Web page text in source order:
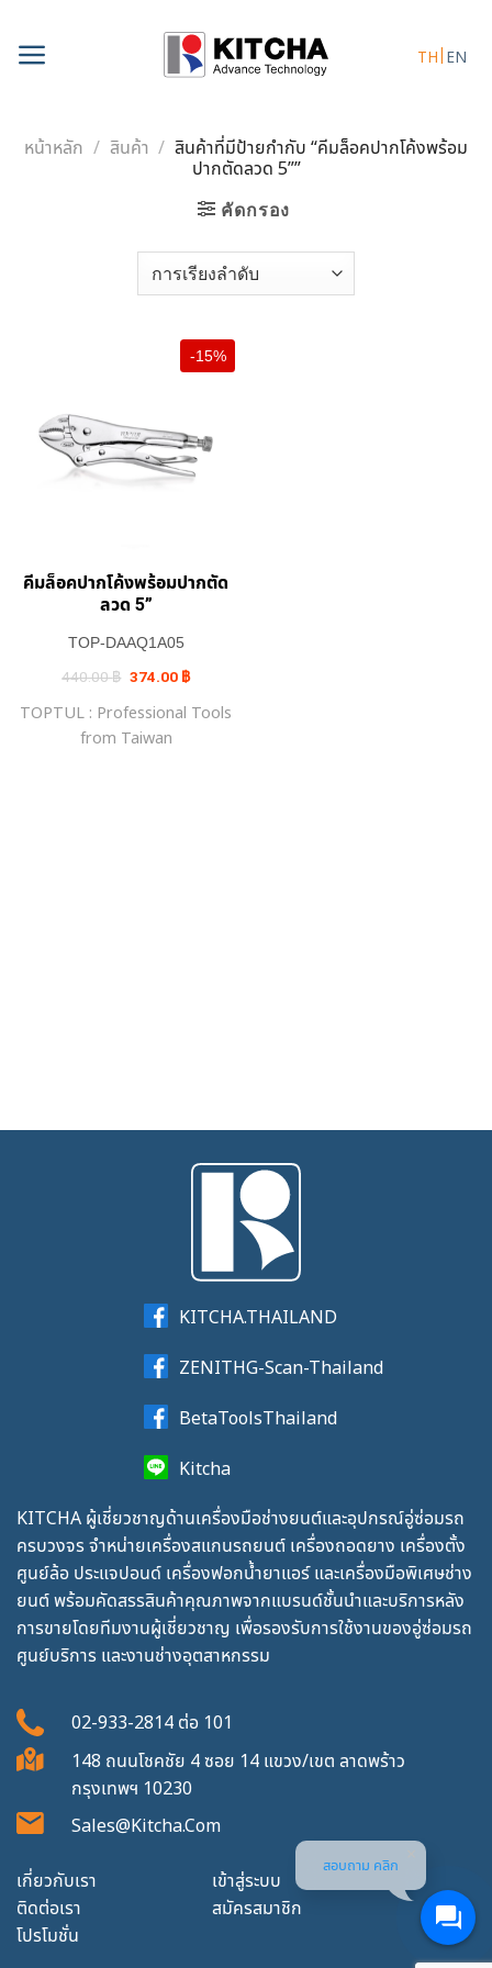
content
TH EN
หน้าหลัก / สินค้า / สินค้าที่มีป้ายกำกับ “คีมล็อคปากโค้งพร้อม
ปากตัดลวด 5””
คัดกรอง
-15%
คีมล็อคปากโค้งพร้อมปากตัด
ลวด 5”
TOP-DAAQ1A05
440.00฿ Original
price
440.00 ฿.
374.00 ฿Current
price
374.00 ฿.
TOPTUL : Professional Tools
from Taiwan
KITCHA.THAILAND
ZENITHG-Scan-Thailand
BetaToolsThailand
Kitcha
KITCHA ผู้เชี่ยวชาญด้านเครื่องมือช่างยนต์และอุปกรณ์อู่ซ่อมรถ
ครบวงจร จำหน่ายเครื่องสแกนรถยนต์ เครื่องถอดยาง เครื่องตั้ง
ศูนย์ล้อ ประแจปอนด์ เครื่องฟอกน้ำยาแอร์ และเครื่องมือพิเศษช่าง
ยนต์ พร้อมคัดสรรสินค้าคุณภาพจากแบรนด์ชั้นนำและบริการหลัง
การขายโดยทีมงานผู้เชี่ยวชาญ เพื่อรองรับการใช้งานของอู่ซ่อมรถ
ศูนย์บริการ และงานช่างอุตสาหกรรม
02-933-2814 ต่อ 101
148 ถนนโชคชัย 4 ซอย 14 แขวง/เขต ลาดพร้าว
กรุงเทพฯ 10230
Sales@kitcha.com
เกี่ยวกับเรา
ติดต่อเรา
โปรโมชั่น
เข้าสู่ระบบ
สมัครสมาชิก
สอบถาม คลิก